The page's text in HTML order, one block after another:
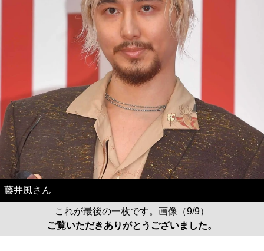
藤井風さん
これが最後の一枚です。画像（9/9）
ご覧いただきありがとうございました。